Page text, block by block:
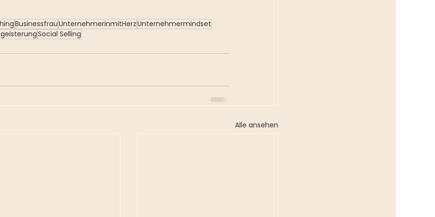
BusinessfrauUnternehmerinmitHerzUnternehmermindset
Social Selling
Alle ansehen